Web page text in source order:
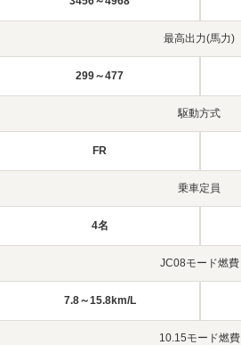
最高出力(馬力)
299～477
駆動方式
FR
乗車定員
4名
JC08モード燃費
7.8～15.8km/L
10.15モード燃費